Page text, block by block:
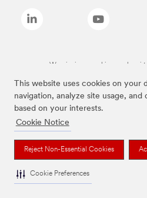
This website uses cookies on your
navigation, analyze site usage,
based on your interests.
Cookie Notice
Reject Non-Essential Cookies
Cookie Preferences
Wymienione marki są znakami